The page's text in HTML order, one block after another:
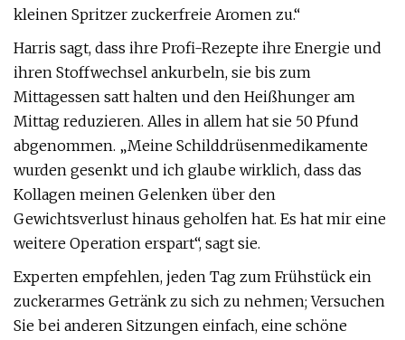
kleinen Spritzer zuckerfreie Aromen zu.“
Harris sagt, dass ihre Profi-Rezepte ihre Energie und
ihren Stoffwechsel ankurbeln, sie bis zum
Mittagessen satt halten und den Heißhunger am
Mittag reduzieren. Alles in allem hat sie 50 Pfund
abgenommen. „Meine Schilddrüsenmedikamente
wurden gesenkt und ich glaube wirklich, dass das
Kollagen meinen Gelenken über den
Gewichtsverlust hinaus geholfen hat. Es hat mir eine
weitere Operation erspart“, sagt sie.
Experten empfehlen, jeden Tag zum Frühstück ein
zuckerarmes Getränk zu sich zu nehmen; Versuchen
Sie bei anderen Sitzungen einfach, eine schöne